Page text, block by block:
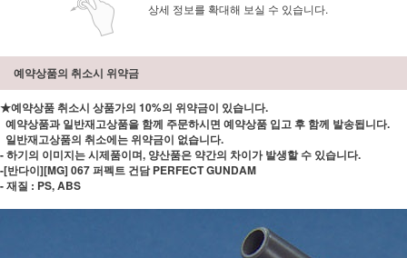
상세 정보를 확대해 보실 수 있습니다.
예약상품의 취소시 위약금
★예약상품 취소시 상품가의 10%의 위약금이 있습니다.
예약상품과 일반재고상품을 함께 주문하시면 예약상품 입고 후 함께 발송됩니다.
일반재고상품의 취소에는 위약금이 없습니다.
- 하기의 이미지는 시제품이며, 양산품은 약간의 차이가 발생할 수 있습니다.
-[반다이][MG] 067 퍼펙트 건담 PERFECT GUNDAM
- 재질 : PS, ABS